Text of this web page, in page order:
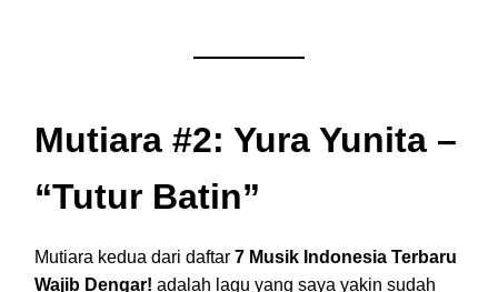
Mutiara #2: Yura Yunita –
“Tutur Batin”
Mutiara kedua dari daftar 7 Musik Indonesia Terbaru
Wajib Dengar! adalah lagu yang saya yakin sudah